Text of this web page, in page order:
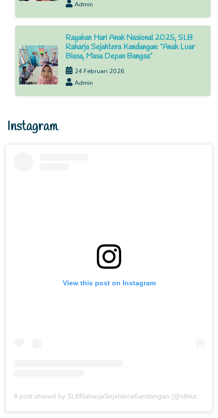
Admin
Rayakan Hari Anak Nasional 2025, SLB
Raharja Sejahtera Kandangan: "Anak Luar
Biasa, Masa Depan Bangsa"
24 Februari 2026
Admin
Instagram
View this post on Instagram
A post shared by SLBRaharjaSejahteraKandangan (@slbkandangan_kdr)